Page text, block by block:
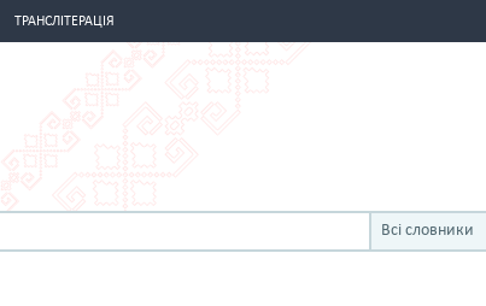
ТРАНСЛІТЕРАЦІЯ
Всі словники